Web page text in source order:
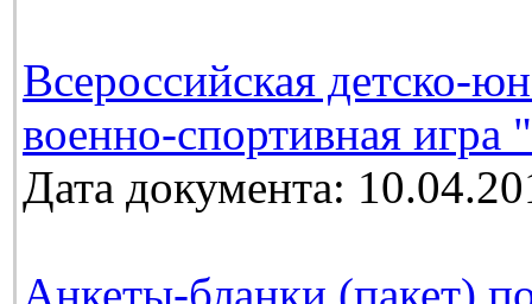
Всероссийская детско-
военно-спортивная
Дата документа: